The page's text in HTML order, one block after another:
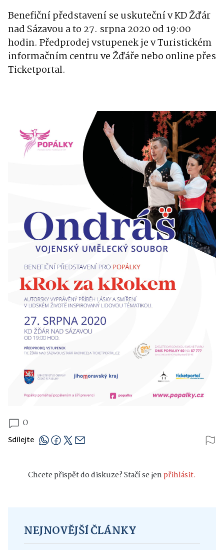
Benefiční představení se uskuteční v KD Žďár
nad Sázavou a to 27. srpna 2020 od 19:00
hodin. Předprodej vstupenek je v Turistickém
informačním centru ve Žďáře nebo online přes
Ticketportal.
0
Sdílejte
Chcete přispět do diskuze? Stačí se jenpřihlásit.
NEJNOVĚJŠÍ ČLÁNKY